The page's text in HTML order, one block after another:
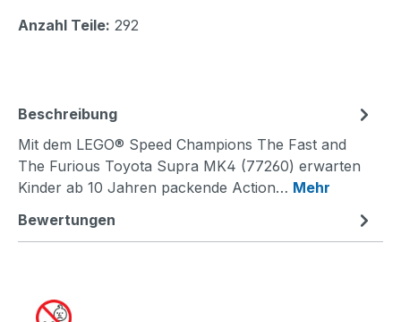
Anzahl Teile: 292
Beschreibung
Mit dem LEGO® Speed Champions The Fast and
The Furious Toyota Supra MK4 (77260) erwarten
Kinder ab 10 Jahren packende Action… Mehr
Bewertungen